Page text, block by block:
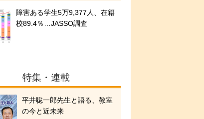
障害ある学生5万9,377人、在籍
校89.4％…JASSO調査
特集・連載
平井聡一郎先生と語る、教室
の今と近未来